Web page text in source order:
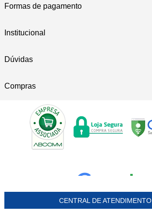
Formas de pagamento
Institucional
Dúvidas
Compras
CENTRAL DE ATENDIMENTO